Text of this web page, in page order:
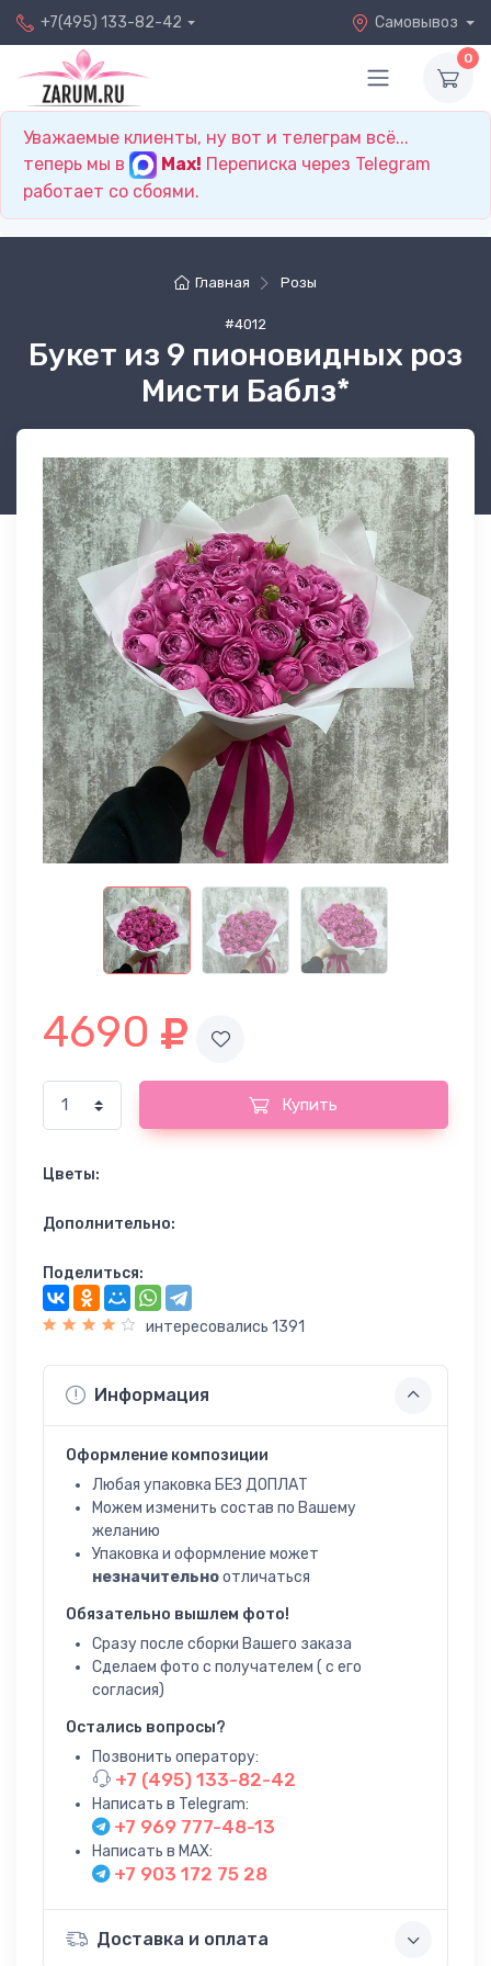
+7(495) 133-82-42 Самовывоз
0
Уважаемые клиенты, ну вот и телеграм всё...
теперь мы в
Max! Переписка через Telegram
работает со сбоями.
Главная Розы
#4012
Букет из 9 пионовидных роз
Мисти Баблз*
4690
Купить
Цветы:
Дополнительно:
Поделиться:
интересовались 1391
Информация
Оформление композиции
Любая упаковка БЕЗ ДОПЛАТ
Можем изменить состав по Вашему
желанию
Упаковка и оформление может
незначительноотличаться
Обязательно вышлем фото!
Сразу после сборки Вашего заказа
Сделаем фото с получателем ( с его
согласия)
Остались вопросы?
Позвонить оператору:
+7 (495) 133-82-42
Написать в Telegram:
+7 969 777-48-13
Написать в MAX:
+7 903 172 75 28
Доставка и оплата